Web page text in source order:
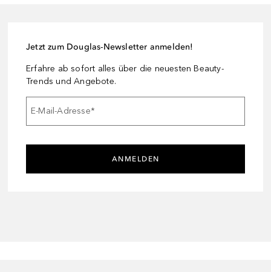
Jetzt zum Douglas-Newsletter anmelden!
Erfahre ab sofort alles über die neuesten Beauty-
Trends und Angebote.
E-Mail-Adresse*
ANMELDEN